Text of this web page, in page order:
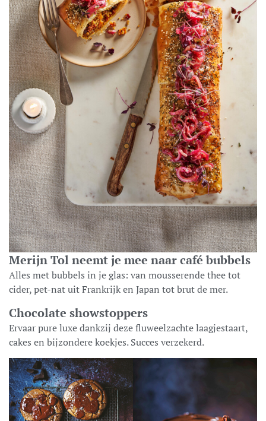
Merijn Tol neemt je mee naar café bubbels
Alles met bubbels in je glas: van mousserende thee tot
cider, pet-nat uit Frankrijk en Japan tot brut de mer.
Chocolate showstoppers
Ervaar pure luxe dankzij deze fluweelzachte laagjestaart,
cakes en bijzondere koekjes. Succes verzekerd.